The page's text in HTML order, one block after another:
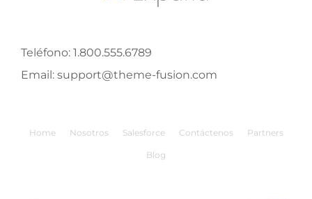
Teléfono: 1.800.555.6789
Email: support@theme-fusion.com
Home Nosotros Salesforce Contáctenos Partners
Blog